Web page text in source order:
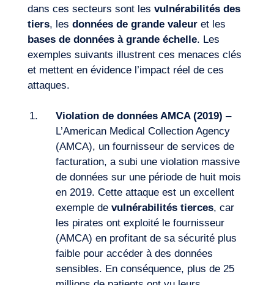
dans ces secteurs sont les vulnérabilités des
tiers, les données de grande valeuret les
bases de données à grande échelle. Les
exemples suivants illustrent ces menaces clés
et mettent en évidence l’impact réel de ces
attaques.
Violation de données AMCA (2019) –
L’American Medical Collection Agency
(AMCA), un fournisseur de services de
facturation, a subi une violation massive
de données sur une période de huit mois
en 2019. Cette attaque est un excellent
exemple de vulnérabilités tierces, car
les pirates ont exploité le fournisseur
(AMCA) en profitant de sa sécurité plus
faible pour accéder à des données
sensibles. En conséquence, plus de 25